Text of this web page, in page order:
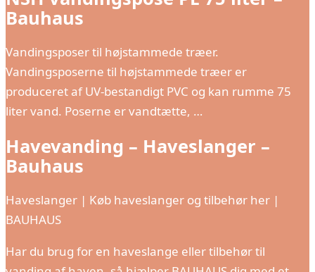
Bauhaus
Vandingsposer til højstammede træer.
Vandingsposerne til højstammede træer er
produceret af UV-bestandigt PVC og kan rumme 75
liter vand. Poserne er vandtætte, …
Havevanding – Haveslanger –
Bauhaus
Haveslanger | Køb haveslanger og tilbehør her |
BAUHAUS
Har du brug for en haveslange eller tilbehør til